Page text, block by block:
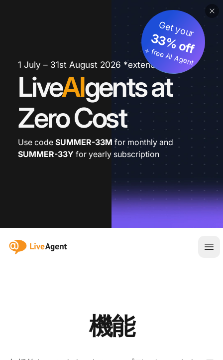
1 July – 31st August 2026 *extended
LiveAIgents at
Zero Cost
Get your
33% off
+ free AI Agent
Use code SUMMER-33M for monthly and
SUMMER-33Y for yearly subscription
:site.title
メ
機能